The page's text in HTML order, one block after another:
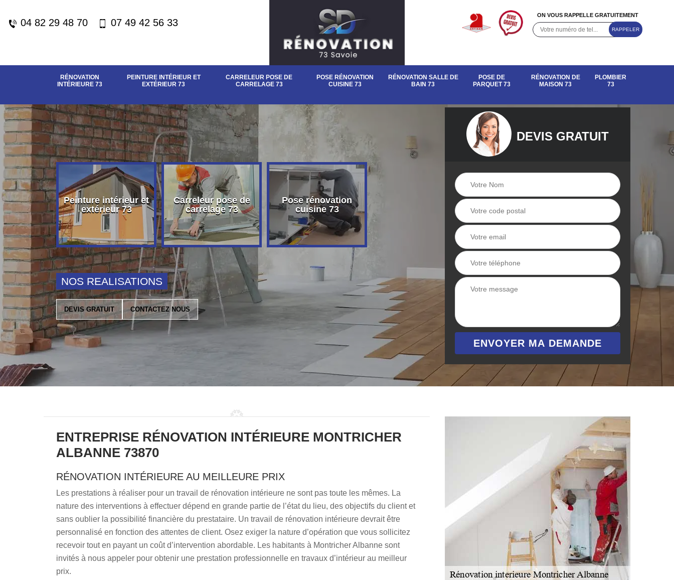
04 82 29 48 70 07 49 42 56 33
ON VOUS RAPPELLE GRATUITEMENT
RÉNOVATION
INTÉRIEURE 73
PEINTURE INTÉRIEUR ET
EXTÉRIEUR 73
CARRELEUR POSE DE
CARRELAGE 73
POSE RÉNOVATION
CUISINE 73
RÉNOVATION SALLE DE
BAIN 73
POSE DE
PARQUET 73
RÉNOVATION DE
MAISON 73
PLOMBIER
73
73
Peinture intérieur et
extérieur 73
Carreleur pose de
carrelage 73
Pose rénovation
cuisine 73
Rénovation salle de
Rénovation de
maison 73
NOS REALISATIONS
DEVIS GRATUIT CONTACTEZ NOUS
DEVIS GRATUIT
ENTREPRISE RÉNOVATION INTÉRIEURE MONTRICHER
ALBANNE 73870
RÉNOVATION INTÉRIEURE AU MEILLEURE PRIX
Les prestations à réaliser pour un travail de rénovation intérieure ne sont pas toute les mêmes. La
nature des interventions à effectuer dépend en grande partie de l’état du lieu, des objectifs du client et
sans oublier la possibilité financière du prestataire. Un travail de rénovation intérieure devrait être
personnalisé en fonction des attentes de client. Osez exiger la nature d’opération que vous sollicitez
recevoir tout en payant un coût d’intervention abordable. Les habitants à Montricher Albanne sont
invités à nous appeler pour obtenir une prestation professionnelle en travaux d’intérieur au meilleur
prix.